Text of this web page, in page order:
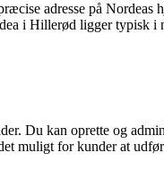
adresse på
i Hillerød ligger typisk
Du kan oprette og
muligt for kunder at